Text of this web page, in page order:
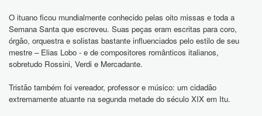
O ituano ficou mundialmente conhecido pelas oito missas e toda a
Semana Santa que escreveu. Suas peças eram escritas para coro,
órgão, orquestra e solistas bastante influenciados pelo estilo de seu
mestre – Elias Lobo - e de compositores românticos italianos,
sobretudo Rossini, Verdi e Mercadante.
Tristão também foi vereador, professor e músico: um cidadão
extremamente atuante na segunda metade do século XIX em Itu.